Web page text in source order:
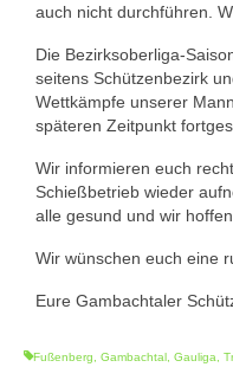
1. Mannschaft
1. Mannschaft
2. Mannschaft
Weitere
Termine
FAQ
auch nicht durchführen.
Die Bezirksoberliga-
seitens Schützenbezirk
Wettkämpfe unserer
späteren Zeitpunkt
Wir informieren euch
Schießbetrieb wieder
alle gesund und wir
Wir wünschen euch eine
Eure Gambachtaler
Fußenberg, Gambachtal, Gauliga,